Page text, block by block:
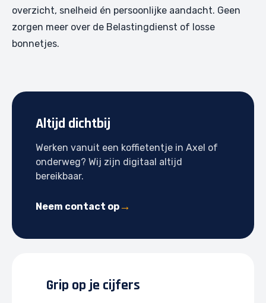
overzicht, snelheid én persoonlijke aandacht. Geen
zorgen meer over de Belastingdienst of losse
bonnetjes.
Altijd dichtbij
Werken vanuit een koffietentje in Axel of
onderweg? Wij zijn digitaal altijd
bereikbaar.
Neem contact op
Grip op je cijfers